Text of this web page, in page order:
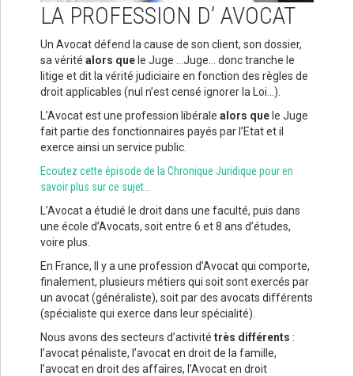
LA PROFESSION D’ AVOCAT
Un Avocat défend la cause de son client, son dossier,
sa vérité alors que le Juge …Juge… donc tranche le
litige et dit la vérité judiciaire en fonction des règles de
droit applicables (nul n’est censé ignorer la Loi…).
L’Avocat est une profession libérale alors que le Juge
fait partie des fonctionnaires payés par l’Etat et il
exerce ainsi un service public.
Ecoutez cette épisode de la Chronique Juridique pour en
savoir plus sur ce sujet…
L’Avocat a étudié le droit dans une faculté, puis dans
une école d’Avocats, soit entre 6 et 8 ans d’études,
voire plus.
En France, Il y a une profession d’Avocat qui comporte,
finalement, plusieurs métiers qui soit sont exercés par
un avocat (généraliste), soit par des avocats différents
(spécialiste qui exerce dans leur spécialité).
Nous avons des secteurs d’activité très différents :
l’avocat pénaliste, l’avocat en droit de la famille,
l’avocat en droit des affaires, l’Avocat en droit